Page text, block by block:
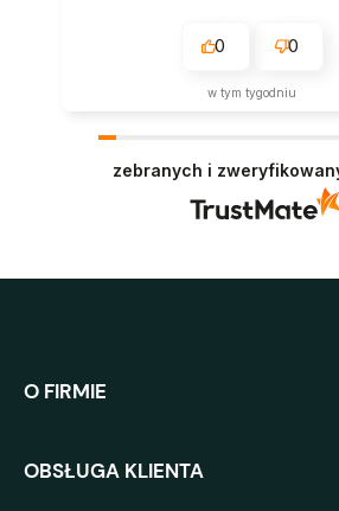
0 0
w tym tygodniu
zebranych i
O FIRMIE
OBSŁUGA KLIENTA